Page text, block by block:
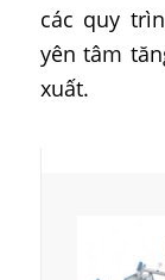
các quy
yên tâm
xuất.